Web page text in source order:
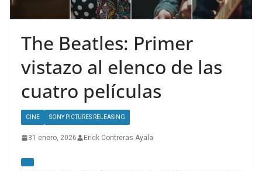
The Beatles: Primer
vistazo al elenco de las
cuatro películas
CINE SONY PICTURES RELEASING
31 enero, 2026 Erick Contreras Ayala